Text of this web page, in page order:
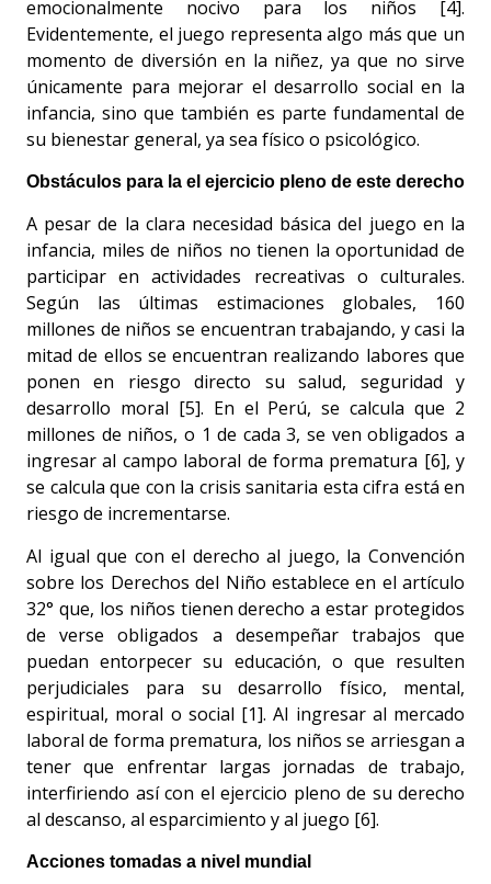
emocionalmente nocivo para los niños [4].
Evidentemente, el juego representa algo más que un
momento de diversión en la niñez, ya que no sirve
únicamente para mejorar el desarrollo social en la
infancia, sino que también es parte fundamental de
su bienestar general, ya sea físico o psicológico.
Obstáculos para la el ejercicio pleno de este derecho
A pesar de la clara necesidad básica del juego en la
infancia, miles de niños no tienen la oportunidad de
participar en actividades recreativas o culturales.
Según las últimas estimaciones globales, 160
millones de niños se encuentran trabajando, y casi la
mitad de ellos se encuentran realizando labores que
ponen en riesgo directo su salud, seguridad y
desarrollo moral [5]. En el Perú, se calcula que 2
millones de niños, o 1 de cada 3, se ven obligados a
ingresar al campo laboral de forma prematura [6], y
se calcula que con la crisis sanitaria esta cifra está en
riesgo de incrementarse.
Al igual que con el derecho al juego, la Convención
sobre los Derechos del Niño establece en el artículo
32° que, los niños tienen derecho a estar protegidos
de verse obligados a desempeñar trabajos que
puedan entorpecer su educación, o que resulten
perjudiciales para su desarrollo físico, mental,
espiritual, moral o social [1]. Al ingresar al mercado
laboral de forma prematura, los niños se arriesgan a
tener que enfrentar largas jornadas de trabajo,
interfiriendo así con el ejercicio pleno de su derecho
al descanso, al esparcimiento y al juego [6].
Acciones tomadas a nivel mundial